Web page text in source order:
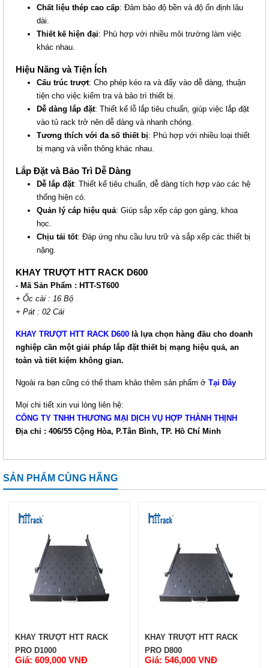
Chất liệu thép cao cấp: Đảm bảo độ bền và độ ổn định lâu
dài.
Thiết kế hiện đại: Phù hợp với nhiều môi trường làm việc
khác nhau.
Hiệu Năng và Tiện Ích
Cấu trúc trượt: Cho phép kéo ra và đẩy vào dễ dàng, thuận
tiện cho việc kiểm tra và bảo trì thiết bị.
Dễ dàng lắp đặt: Thiết kế lỗ lắp tiêu chuẩn, giúp việc lắp đặt
vào tủ rack trở nên dễ dàng và nhanh chóng.
Tương thích với đa số thiết bị: Phù hợp với nhiều loại thiết
bị mạng và viễn thông khác nhau.
Lắp Đặt và Bảo Trì Dễ Dàng
Dễ lắp đặt: Thiết kế tiêu chuẩn, dễ dàng tích hợp vào các hệ
thống hiện có.
Quản lý cáp hiệu quả: Giúp sắp xếp cáp gọn gàng, khoa
học.
Chịu tải tốt: Đáp ứng nhu cầu lưu trữ và sắp xếp các thiết bị
nặng.
KHAY TRƯỢT HTT RACK D600
- Mã Sản Phẩm : HTT-ST600
+ Ốc cài : 16 Bộ
+ Pát : 02 Cái
KHAY TRƯỢT HTT RACK D600 là lựa chọn hàng đầu cho doanh
nghiệp cần một giải pháp lắp đặt thiết bị mạng hiệu quả, an
toàn và tiết kiệm không gian.
Ngoài ra bạn cũng có thể tham khảo thêm sản phẩm ở Tại Đây
Mọi chi tiết xin vui lòng liên hệ:
CÔNG TY TNHH THƯƠNG MẠI DỊCH VỤ HỢP THÀNH THỊNH
Địa chỉ : 406/55 Cộng Hòa, P.Tân Bình, TP. Hồ Chí Minh
SẢN PHẨM CÙNG HÃNG
KHAY TRƯỢT HTT RACK
PRO D1000
Giá: 609,000 VNĐ
KHAY TRƯỢT HTT RACK
PRO D800
Giá: 546,000 VNĐ